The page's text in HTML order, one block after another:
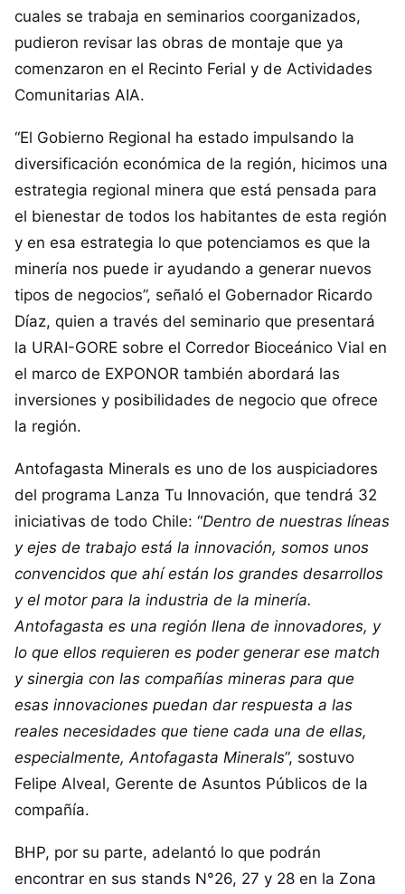
cuales se trabaja en seminarios coorganizados,
pudieron revisar las obras de montaje que ya
comenzaron en el Recinto Ferial y de Actividades
Comunitarias AIA.
“El Gobierno Regional ha estado impulsando la
diversificación económica de la región, hicimos una
estrategia regional minera que está pensada para
el bienestar de todos los habitantes de esta región
y en esa estrategia lo que potenciamos es que la
minería nos puede ir ayudando a generar nuevos
tipos de negocios”, señaló el Gobernador Ricardo
Díaz, quien a través del seminario que presentará
la URAI-GORE sobre el Corredor Bioceánico Vial en
el marco de EXPONOR también abordará las
inversiones y posibilidades de negocio que ofrece
la región.
Antofagasta Minerals es uno de los auspiciadores
del programa Lanza Tu Innovación, que tendrá 32
iniciativas de todo Chile: “Dentro de nuestras líneas
y ejes de trabajo está la innovación, somos unos
convencidos que ahí están los grandes desarrollos
y el motor para la industria de la minería.
Antofagasta es una región llena de innovadores, y
lo que ellos requieren es poder generar ese match
y sinergia con las compañías mineras para que
esas innovaciones puedan dar respuesta a las
reales necesidades que tiene cada una de ellas,
especialmente, Antofagasta Minerals”, sostuvo
Felipe Alveal, Gerente de Asuntos Públicos de la
compañía.
BHP, por su parte, adelantó lo que podrán
encontrar en sus stands N°26, 27 y 28 en la Zona